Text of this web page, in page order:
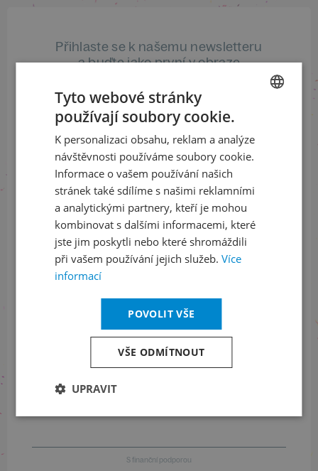
Přihlaste se k našemu newsletteru
a buďte jako první v obraze
ODEBÍRAT NEWSLETTER
Sledujte nás na sociálních sítích
LinkedInflickr
Informace o stavu objednávek
+420 461 049 232
Informace o programu
+420 257 310 414
S finanční podporou
ENGLISH
Tyto webové stránky
používají soubory cookie.
K personalizaci obsahu, reklam a analýze
návštěvnosti používáme soubory cookie.
Informace o vašem používání našich
stránek také sdílíme s našimi reklamními
a analytickými partnery, kteří je mohou
kombinovat s dalšími informacemi, které
jste jim poskytli nebo které shromáždili
při vašem používání jejich služeb. Více
informací
POVOLIT VŠE
VŠE ODMÍTNOUT
UPRAVIT